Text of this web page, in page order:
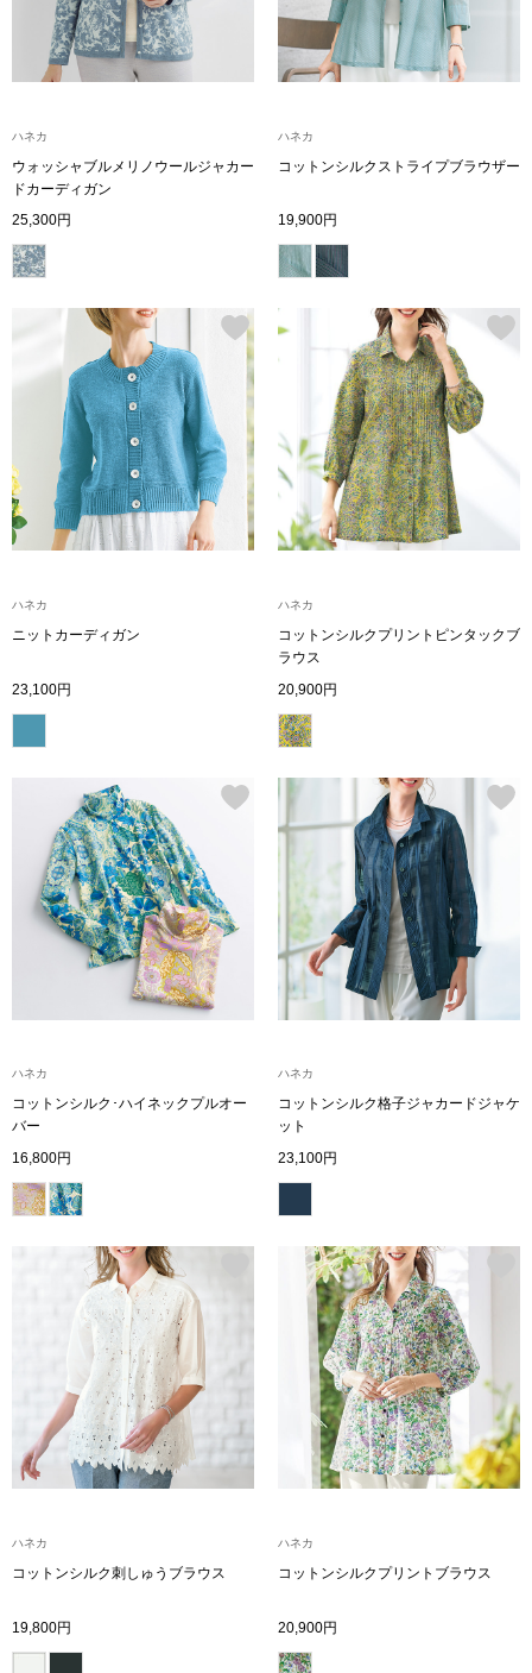
すべて見る
ーブルウェア
ズ
セイコー〉マウリッツハイス美術館公認フェ
ルメールオマージュウオッチ
ランド
すべて見る
その他
ブレスレット
その他
ファッション
帽子
手袋
ベルト
靴下
サングラス／
その他
和装小物
その他
その他
ハネカ
ウォッシャブルメリノウールジャカー
ドカーディガン
25,300円
ハネカ
コットンシルクストライプブラウザー
19,900円
ハネカ
ニットカーディガン
23,100円
ハネカ
コットンシルクプリントピンタックブ
ラウス
20,900円
ハネカ
コットンシルク･ハイネックプルオー
バー
16,800円
ハネカ
コットンシルク格子ジャカードジャケ
ット
23,100円
ハネカ
コットンシルク刺しゅうブラウス
19,800円
ハネカ
コットンシルクプリントブラウス
20,900円